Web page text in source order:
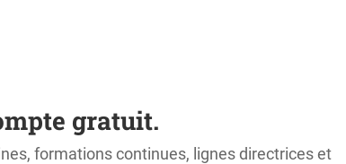
gratuit.
formations continues, lignes directrices et